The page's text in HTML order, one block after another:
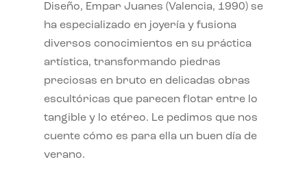
Diseño, Empar Juanes (Valencia, 1990) se
ha especializado en joyería y fusiona
diversos conocimientos en su práctica
artística, transformando piedras
preciosas en bruto en delicadas obras
escultóricas que parecen flotar entre lo
tangible y lo etéreo. Le pedimos que nos
cuente cómo es para ella un buen día de
verano.